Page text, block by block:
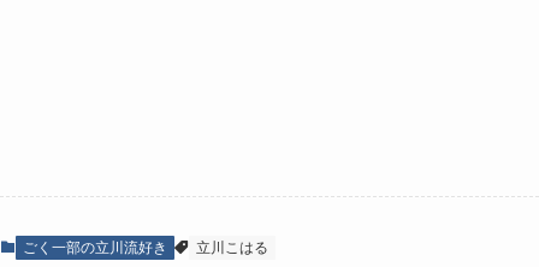
ごく一部の立川流好き 立川こはる